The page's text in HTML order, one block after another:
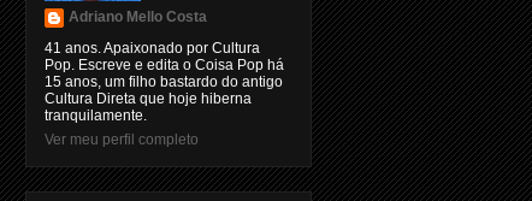
Adriano Mello Costa
41 anos. Apaixonado por Cultura
Pop. Escreve e edita o Coisa Pop há
15 anos, um filho bastardo do antigo
Cultura Direta que hoje hiberna
tranquilamente.
Ver meu perfil completo